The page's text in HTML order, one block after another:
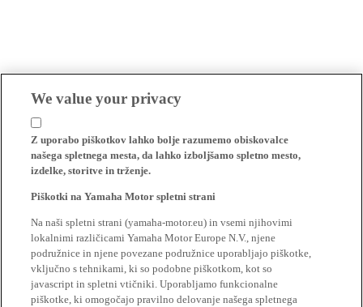
We value your privacy
Z uporabo piškotkov lahko bolje razumemo obiskovalce
našega spletnega mesta, da lahko izboljšamo spletno mesto,
izdelke, storitve in trženje.
Piškotki na Yamaha Motor spletni strani
Na naši spletni strani (yamaha-motor.eu) in vsemi njihovimi
lokalnimi različicami Yamaha Motor Europe N.V., njene
podružnice in njene povezane podružnice uporabljajo piškotke,
vključno s tehnikami, ki so podobne piškotkom, kot so
javascript in spletni vtičniki. Uporabljamo funkcionalne
piškotke, ki omogočajo pravilno delovanje našega spletnega